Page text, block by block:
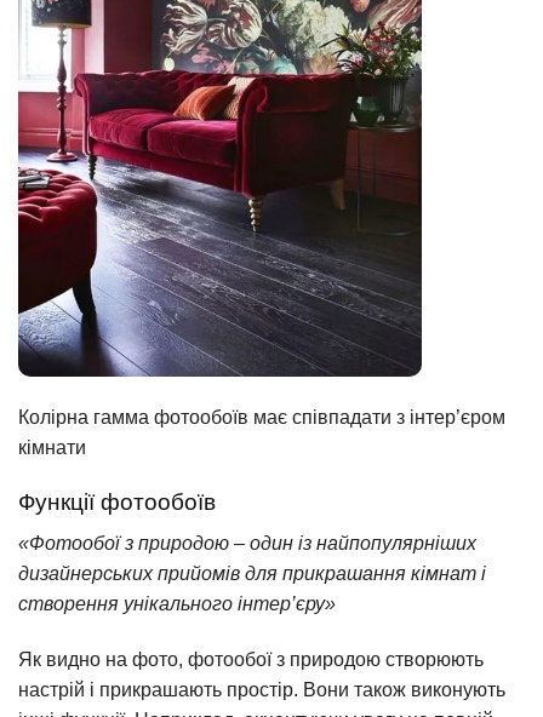
Колірна гамма фотообоїв має співпадати з інтер’єром
кімнати
Функції фотообоїв
«Фотообої з природою – один із найпопулярніших
дизайнерських прийомів для прикрашання кімнат і
створення унікального інтер’єру»
Як видно на фото, фотообої з природою створюють
настрій і прикрашають простір. Вони також виконують